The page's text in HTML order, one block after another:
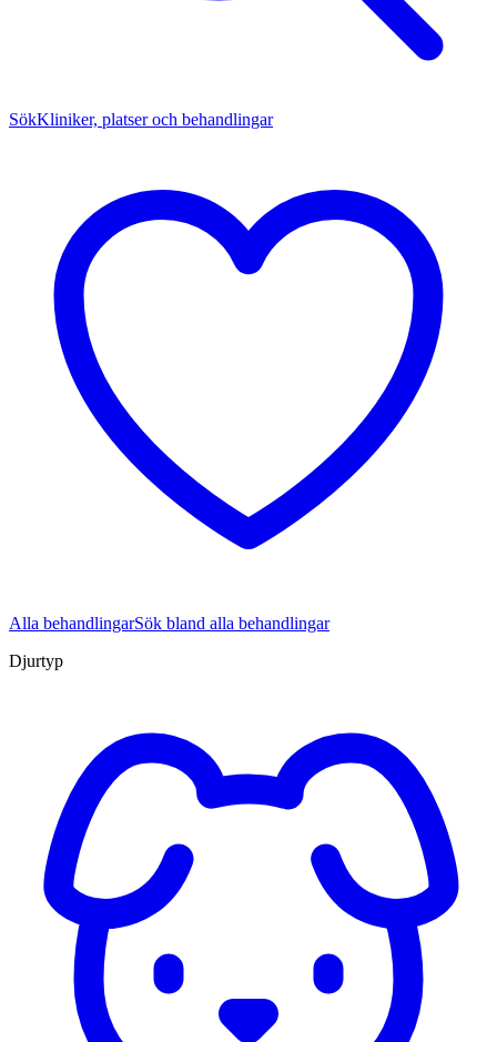
SökKliniker, platser och behandlingar
Alla behandlingarSök bland alla behandlingar
Djurtyp